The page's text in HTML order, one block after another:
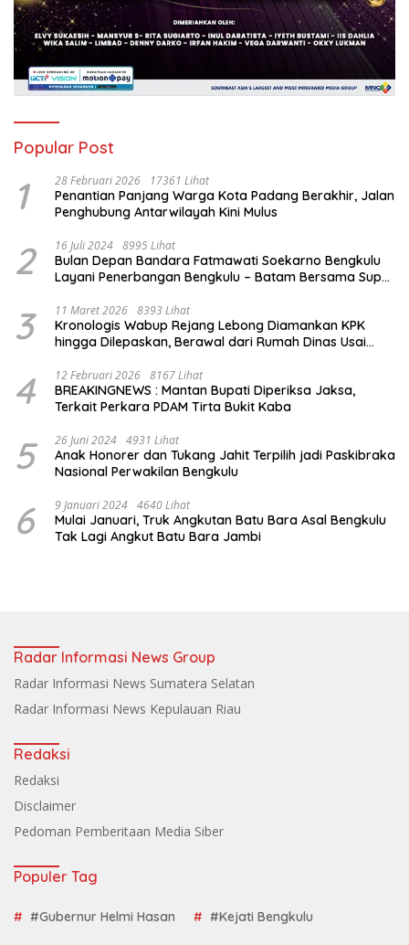
Popular Post
1 28 Februari 2026 17361 Lihat
Penantian Panjang Warga Kota Padang Berakhir, Jalan
Penghubung Antarwilayah Kini Mulus
2 16 Juli 2024 8995 Lihat
Bulan Depan Bandara Fatmawati Soekarno Bengkulu
Layani Penerbangan Bengkulu – Batam Bersama Super
3 11 Maret 2026 8393 Lihat
Kronologis Wabup Rejang Lebong Diamankan KPK
hingga Dilepaskan, Berawal dari Rumah Dinas Usai
4 12 Februari 2026 8167 Lihat
BREAKINGNEWS : Mantan Bupati Diperiksa Jaksa,
Terkait Perkara PDAM Tirta Bukit Kaba
5 26 Juni 2024 4931 Lihat
Anak Honorer dan Tukang Jahit Terpilih jadi Paskibraka
Nasional Perwakilan Bengkulu
6 9 Januari 2024 4640 Lihat
Mulai Januari, Truk Angkutan Batu Bara Asal Bengkulu
Tak Lagi Angkut Batu Bara Jambi
Radar Informasi News Group
Radar Informasi News Sumatera Selatan
Radar Informasi News Kepulauan Riau
Redaksi
Redaksi
Disclaimer
Pedoman Pemberitaan Media Siber
Populer Tag
#Gubernur Helmi Hasan #Kejati Bengkulu